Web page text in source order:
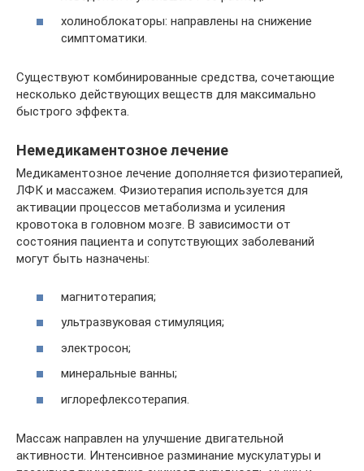
холиноблокаторы: направлены на снижение
симптоматики.
Существуют комбинированные средства, сочетающие
несколько действующих веществ для максимально
быстрого эффекта.
Немедикаментозное лечение
Медикаментозное лечение дополняется физиотерапией,
ЛФК и массажем. Физиотерапия используется для
активации процессов метаболизма и усиления
кровотока в головном мозге. В зависимости от
состояния пациента и сопутствующих заболеваний
могут быть назначены:
магнитотерапия;
ультразвуковая стимуляция;
электросон;
минеральные ванны;
иглорефлексотерапия.
Массаж направлен на улучшение двигательной
активности. Интенсивное разминание мускулатуры и